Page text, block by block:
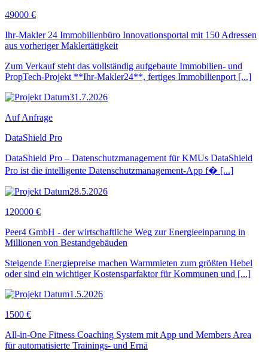
49000 €
Ihr-Makler 24 Immobilienbüro Innovationsportal mit 150 Adressen
aus vorheriger Maklertätigkeit
Zum Verkauf steht das vollständig aufgebaute Immobilien- und
PropTech-Projekt **Ihr-Makler24**, fertiges Immobilienport [...]
31.7.2026
Auf Anfrage
DataShield Pro
DataShield Pro – Datenschutzmanagement für KMUs DataShield
Pro ist die intelligente Datenschutzmanagement-App f� [...]
28.5.2026
120000 €
Peer4 GmbH - der wirtschaftliche Weg zur Energieeinparung in
Millionen von Bestandgebäuden
Steigende Energiepreise machen Warmmieten zum größten Hebel
oder sind ein wichtiger Kostensparfaktor für Kommunen und [...]
1.5.2026
1500 €
All-in-One Fitness Coaching System mit App und Members Area
für automatisierte Trainings- und Ernä